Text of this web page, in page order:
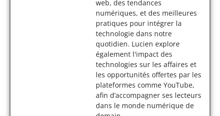
web, des tendances
numériques, et des meilleures
pratiques pour intégrer la
technologie dans notre
quotidien. Lucien explore
également l'impact des
technologies sur les affaires et
les opportunités offertes par les
plateformes comme YouTube,
afin d’accompagner ses lecteurs
dans le monde numérique de